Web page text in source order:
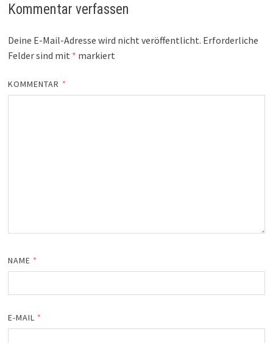
Kommentar verfassen
Deine E-Mail-Adresse wird nicht veröffentlicht. Erforderliche
Felder sind mit * markiert
KOMMENTAR *
NAME *
E-MAIL *